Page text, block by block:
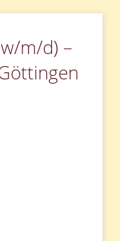
m/d) –